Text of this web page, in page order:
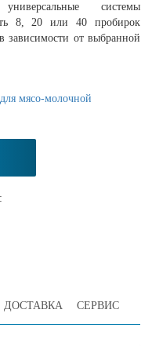
системы
8, 20 или 40 пробирок
от выбранной
мясо-молочной
ДОСТАВКА СЕРВИС